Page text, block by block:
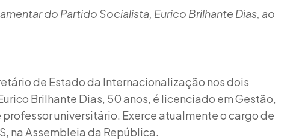
do Partido Socialista, Eurico Brilhante Dias, ao
de Estado da Internacionalização nos dois
Brilhante Dias, 50 anos, é licenciado em Gestão,
universitário. Exerce atualmente o cargo de
na Assembleia da República.